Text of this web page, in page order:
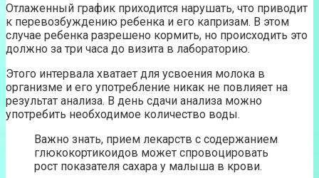
Отлаженный график приходится нарушать, что приводит
к перевозбуждению ребенка и его капризам. В этом
случае ребенка разрешено кормить, но происходить это
должно за три часа до визита в лабораторию.
Этого интервала хватает для усвоения молока в
организме и его употребление никак не повлияет на
результат анализа. В день сдачи анализа можно
употребить необходимое количество воды.
Важно знать, прием лекарств с содержанием
глюкокортикоидов может спровоцировать
рост показателя сахара у малыша в крови.